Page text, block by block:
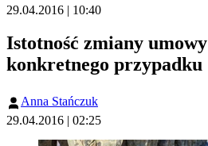
29.04.2016 | 10:40
Istotność zmiany
konkretnego przypadku
Anna Stańczuk
29.04.2016 | 02:25